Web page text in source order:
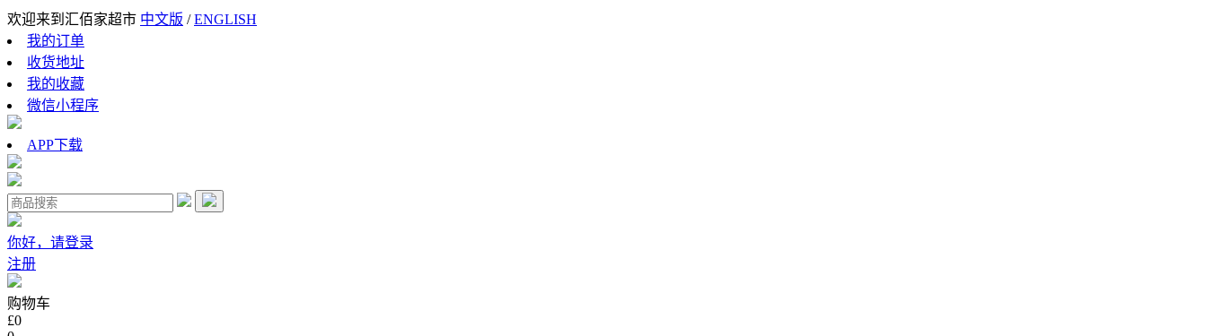
欢迎来到汇佰家超市 中文版 /ENGLISH
我的订单
收货地址
我的收藏
微信小程序
APP下载
你好，请登录
注册
购物车
£0